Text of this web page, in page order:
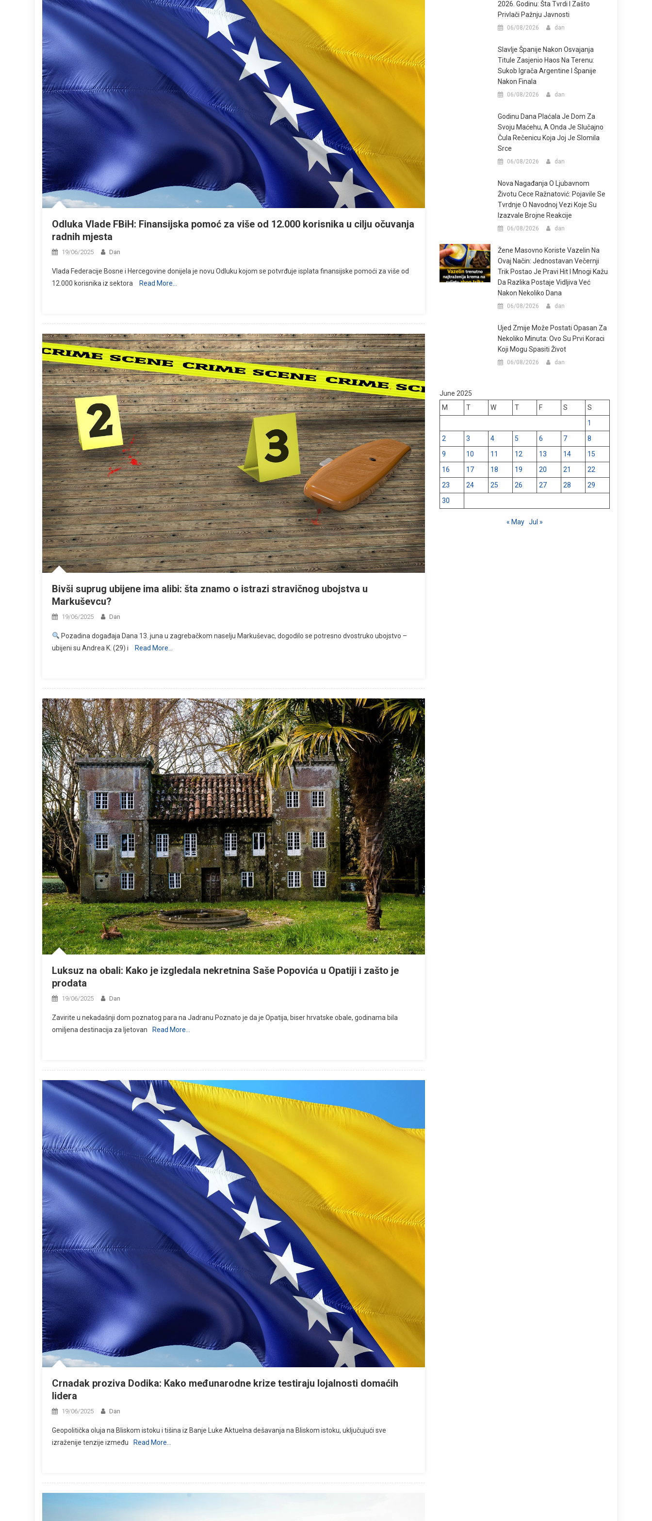
Odluka Vlade FBiH: Finansijska pomoć za više od 12.000 korisnika u cilju očuvanja
radnih mjesta
19/06/2025 Dan
Vlada Federacije Bosne i Hercegovine donijela je novu Odluku kojom se potvrđuje isplata finansijske pomoći za više od
12.000 korisnika iz sektora
Read More…
Bivši suprug ubijene ima alibi: šta znamo o istrazi stravičnog ubojstva u
Markuševcu?
19/06/2025 Dan
Pozadina događaja Dana 13. juna u zagrebačkom naselju Markuševac, dogodilo se potresno dvostruko ubojstvo –
ubijeni su Andrea K. (29) i
Read More…
Luksuz na obali: Kako je izgledala nekretnina Saše Popovića u Opatiji i zašto je
prodata
19/06/2025 Dan
Zavirite u nekadašnji dom poznatog para na Jadranu Poznato je da je Opatija, biser hrvatske obale, godinama bila
omiljena destinacija za ljetovan
Read More…
Crnadak proziva Dodika: Kako međunarodne krize testiraju lojalnosti domaćih
lidera
19/06/2025 Dan
Geopolitička oluja na Bliskom istoku i tišina iz Banje Luke Aktuelna dešavanja na Bliskom istoku, uključujući sve
izraženije tenzije između
Read More…
2026. Godinu: Šta Tvrdi I Zašto
Privlači Pažnju Javnosti
06/08/2026 dan
Slavlje Španije Nakon Osvajanja
Titule Zasjenio Haos Na Terenu:
Sukob Igrača Argentine I Španije
Nakon Finala
06/08/2026 dan
Godinu Dana Plaćala Je Dom Za
Svoju Maćehu, A Onda Je Slučajno
Čula Rečenicu Koja Joj Je Slomila
Srce
06/08/2026 dan
Nova Nagađanja O Ljubavnom
Životu Cece Ražnatović: Pojavile Se
Tvrdnje O Navodnoj Vezi Koje Su
Izazvale Brojne Reakcije
06/08/2026 dan
Žene Masovno Koriste Vazelin Na
Ovaj Način: Jednostavan Večernji
Trik Postao Je Pravi Hit I Mnogi Kažu
Da Razlika Postaje Vidljiva Već
Nakon Nekoliko Dana
06/08/2026 dan
Ujed Zmije Može Postati Opasan Za
Nekoliko Minuta: Ovo Su Prvi Koraci
Koji Mogu Spasiti Život
06/08/2026 dan
June 2025
M
T W T F S
S
1
2
3 4 5 6 7
8
9
10 11 12 13 14
15
16
17 18 19 20 21
22
23
24 25 26 27 28
29
30
« May Jul »